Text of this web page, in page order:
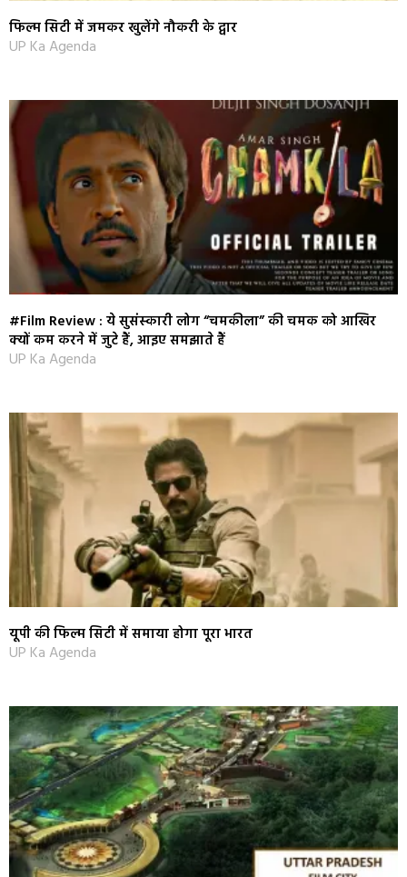
फिल्म सिटी में जमकर खुलेंगे नौकरी के द्वार
UP Ka Agenda
#Film Review : ये सुसंंस्‍कारी लोग “चमकीला” की चमक को आखिर
क्‍यों कम करने में जुटे हैं, आइए समझाते हैं
UP Ka Agenda
यूपी की फिल्म सिटी में समाया होगा पूरा भारत
UP Ka Agenda